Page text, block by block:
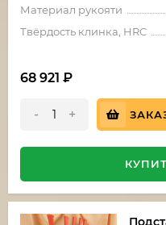
Материал рукояти
Твёрдость клинка, HRC
68 921 ₽
- +